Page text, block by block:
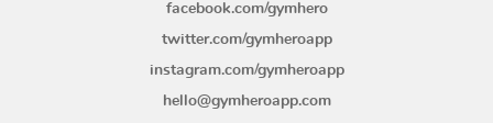
facebook.com/gymhero
twitter.com/gymheroapp
instagram.com/gymheroapp
hello@gymheroapp.com